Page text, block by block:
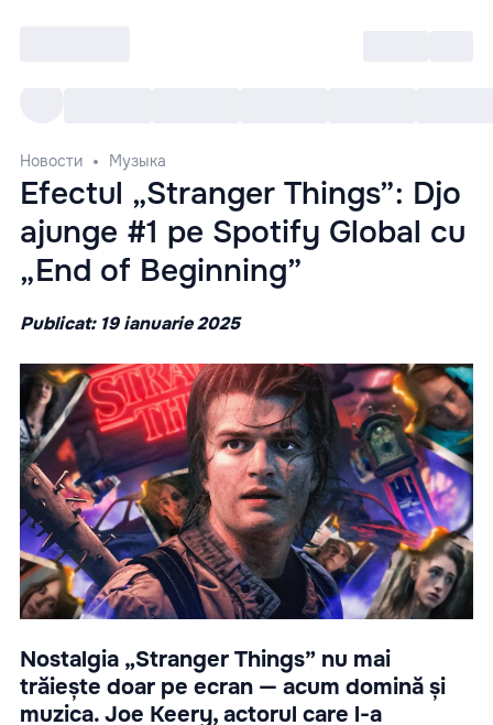
Новости Музыка
Efectul „Stranger Things”: Djo
ajunge #1 pe Spotify Global cu
„End of Beginning”
Publicat: 19 ianuarie 2025
Nostalgia „Stranger Things” nu mai
trăiește doar pe ecran — acum domină și
muzica. Joe Keery, actorul care l-a